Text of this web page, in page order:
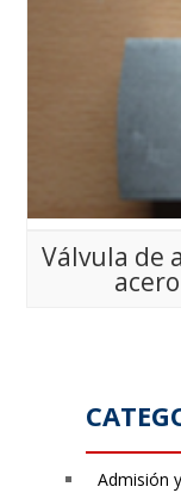
Válvula de
Admisión